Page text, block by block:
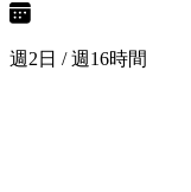
週2日 / 週16時間